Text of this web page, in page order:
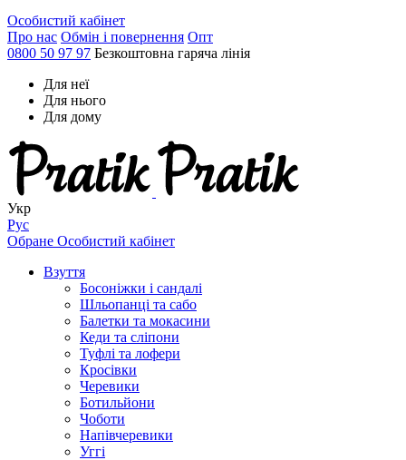
Особистий кабінет
Про нас Обмін і повернення Опт
0800 50 97 97 Безкоштовна гаряча лінія
Для неї
Для нього
Для дому
Укр
Рус
Обране Особистий кабінет
Взуття
Босоніжки і сандалі
Шльопанці та сабо
Балетки та мокасини
Кеди та сліпони
Туфлі та лофери
Кросівки
Черевики
Ботильйони
Чоботи
Напівчеревики
Уггі